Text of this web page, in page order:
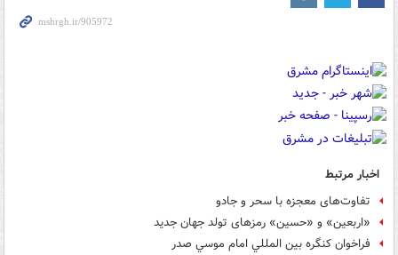
اخبار مرتبط
تفاوت‌های معجزه با سحر و جادو
«اربعین» و «حسین» رمزهای تولد جهان جدید
فراخوان کنگره بين المللي امام موسي صدر